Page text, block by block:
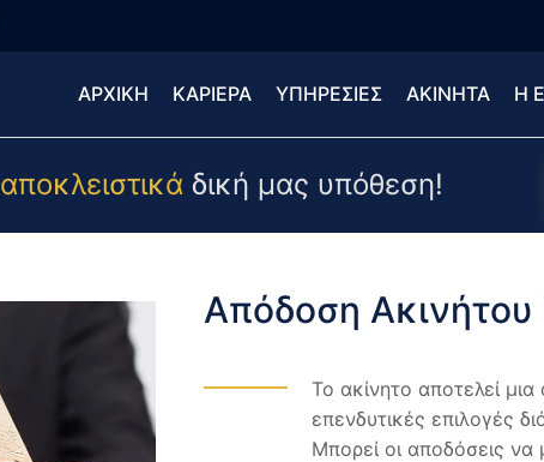
ΑΡΧΙΚΗ ΚΑΡΙΕΡΑ ΥΠΗΡΕΣΙΕΣ ΑΚΙΝΗΤΑ Η
αποκλειστικά δική μας υπόθεση!
Απόδοση Ακινήτου
Το ακίνητο αποτελεί
επενδυτικές επιλογές
Μπορεί οι αποδόσεις να